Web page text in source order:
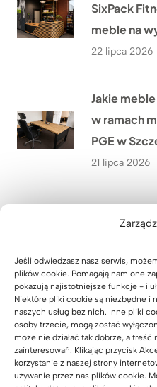
Jeśli odwiedzasz nasz serwis,
plików cookie. Pomagają nam one
pokazują najistotniejsze funkcje - i
Niektóre pliki cookie są niezbędne i
naszych usług bez nich. Inne pliki
osoby trzecie, mogą zostać
może nie działać tak dobrze, a
zainteresowań. Klikając przycisk
korzystanie z naszej strony
używanie przez nas plików cookie.
SixPack
meble na
22 lipca 2026
Jakie
w ramach
PGE w
21 lipca 2026
Krakowa
20 lipca 2026
Jak
w małym
Pana